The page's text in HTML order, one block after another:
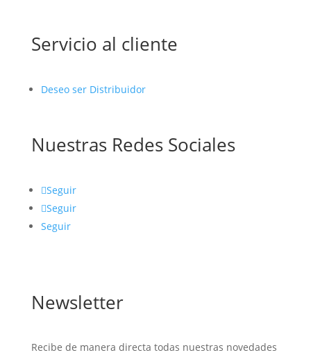
Servicio al cliente
Deseo ser Distribuidor
Nuestras Redes Sociales
Seguir
Seguir
Seguir
Newsletter
Recibe de manera directa todas nuestras novedades